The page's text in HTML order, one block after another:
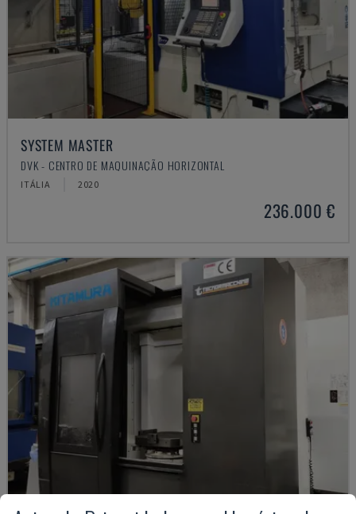
SYSTEM MASTER
DVK - CENTRO DE MAQUINAÇÃO HORIZONTAL
ITÁLIA 2020
236.000 €